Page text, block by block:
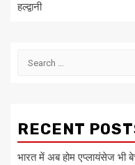
हल्द्वानी
Search
RECENT
भारत में अब होम एप्लायंसेज भी